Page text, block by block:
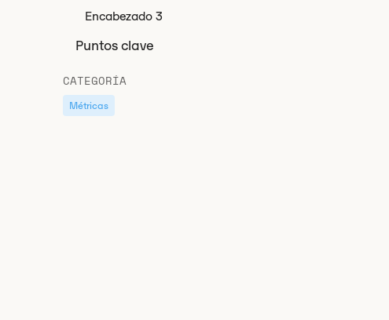
Encabezado 3
Puntos clave
CATEGORÍA
Métricas